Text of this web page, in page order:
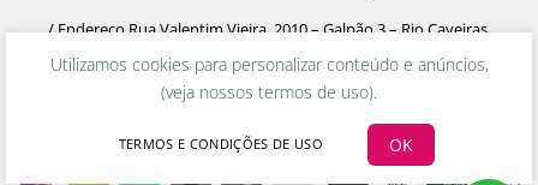
/ Endereço Rua Valentim Vieira, 2010 – Galpão 3 – Rio Caveiras,
Biguaçu – SC, 88160-302
Utilizamos cookies para personalizar conteúdo e anúncios,
(veja nossos termos de uso).
TERMOS E CONDIÇÕES DE USO OK